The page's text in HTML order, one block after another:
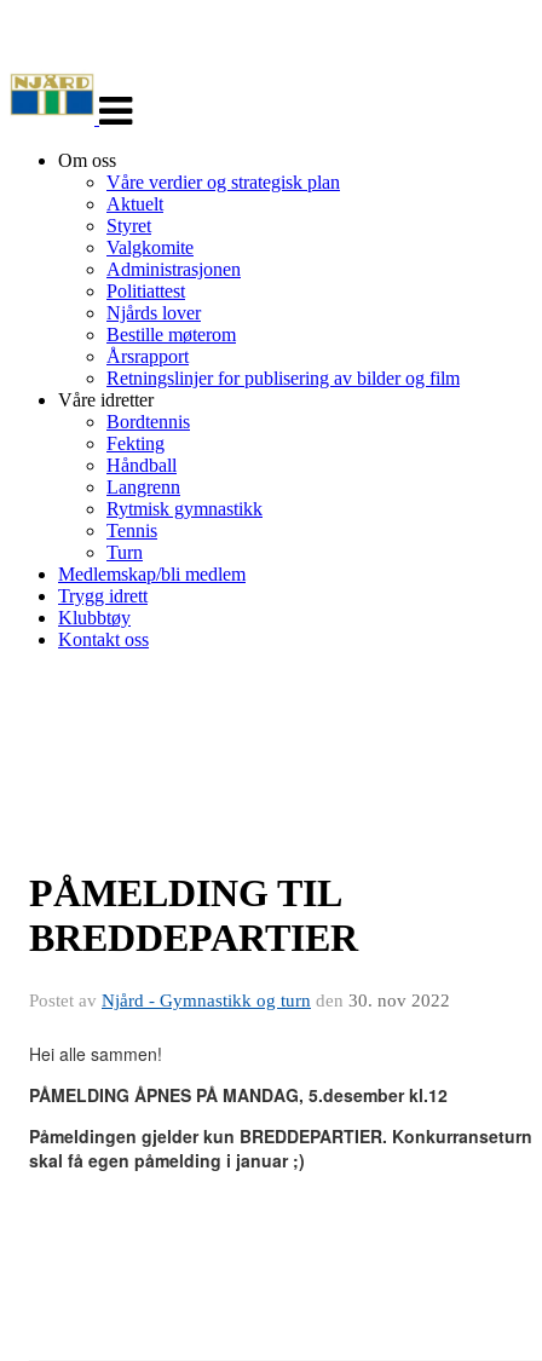
navigasjon
Om oss
Våre verdier og strategisk plan
Aktuelt
Styret
Valgkomite
Administrasjonen
Politiattest
Njårds lover
Bestille møterom
Årsrapport
Retningslinjer for publisering av bilder og film
Våre idretter
Bordtennis
Fekting
Håndball
Langrenn
Rytmisk gymnastikk
Tennis
Turn
Medlemskap/bli medlem
Trygg idrett
Klubbtøy
Kontakt oss
PÅMELDING TIL
BREDDEPARTIER
Postet av Njård - Gymnastikk og turn den 30. nov 2022
Hei alle sammen!
PÅMELDING ÅPNES PÅ MANDAG, 5.desember kl.12
Påmeldingen gjelder kun BREDDEPARTIER. Konkurranseturn
skal få egen påmelding i januar ;)